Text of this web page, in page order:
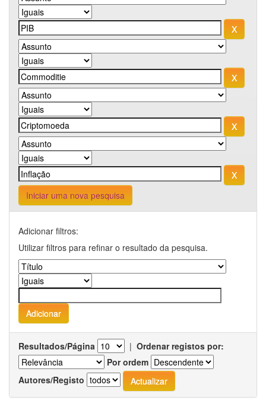
Iniciar uma nova pesquisa
Adicionar filtros:
Utilizar filtros para refinar o resultado da pesquisa.
Resultados/Página | Ordenar registos por:
Por ordem
Autores/Registo